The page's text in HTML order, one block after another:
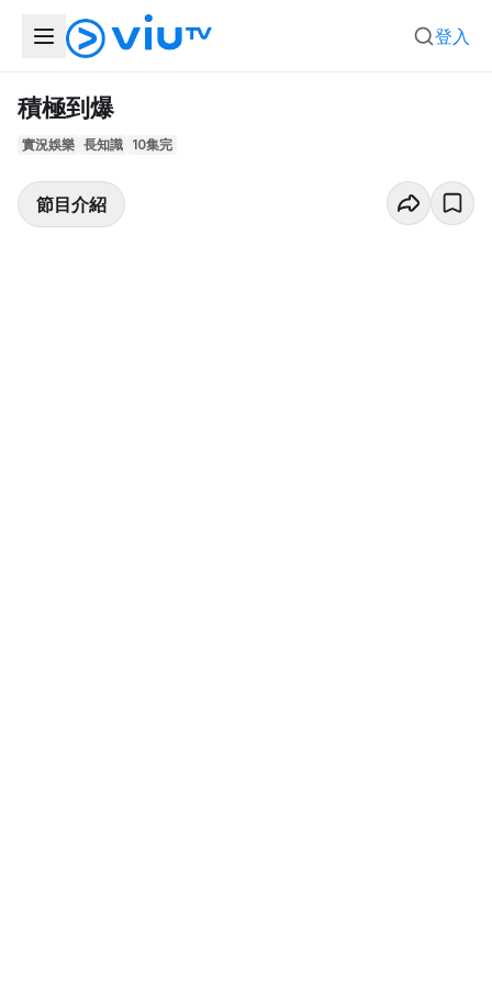
登入
積極到爆
實況娛樂 長知識 10集完
節目介紹